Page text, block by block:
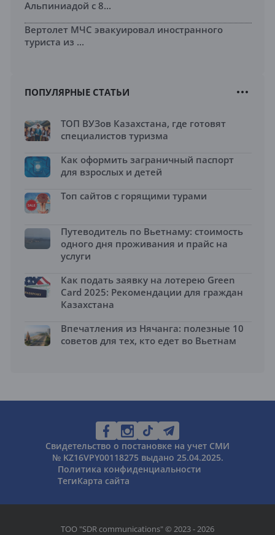
Альпиниадой с 8...
Вертолет МЧС эвакуировал иностранного
туриста из ...
ПОПУЛЯРНЫЕ СТАТЬИ
ТОП ВУЗов Казахстана, где готовят
специалистов туризма
Как оформить заграничный паспорт
для взрослых и детей
Топ сайтов с горящими турами
Путеводитель по Вьетнаму: стоимость
одного дня проживания и прайс на
услуги
Как подать заявку на лотерею Green
Card 2025: Рекомендации для граждан
Казахстана
Впечатления из Нячанга: полезные 10
советов для тех, кто едет во Вьетнам
Свидетельство о постановке на учет СМИ
№ KZ16VPY00118275 выдано 25.04.2025.
Политика конфиденциальности
ТегиКарта сайта
ТОО "SDR communications" © 2023 - 2026